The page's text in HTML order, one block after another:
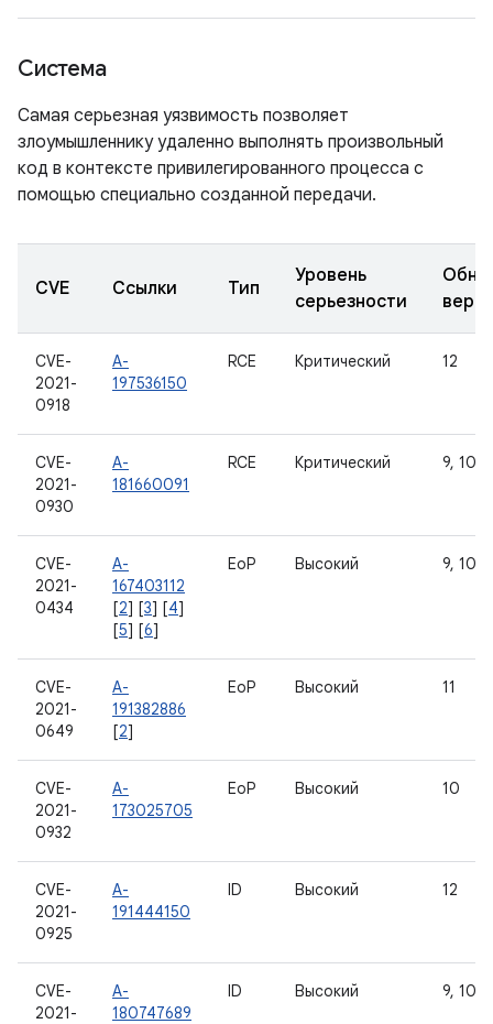
Система
Самая серьезная уязвимость позволяет
злоумышленнику удаленно выполнять произвольный
код в контексте привилегированного процесса с
помощью специально созданной передачи.
CVE Ссылки Тип
Уровень
серьезности
CVE-
2021-
0918
A-
197536150
RCE Критический 12
CVE-
2021-
0930
A-
181660091
RCE Критический 9, 10,
CVE-
2021-
0434
A-
167403112
[2] [3] [4]
[5] [6]
EoP Высокий 9, 10,
CVE-
2021-
0649
A-
191382886
[2]
EoP Высокий 11
CVE-
2021-
0932
A-
173025705
EoP Высокий 10
CVE-
2021-
0925
A-
191444150
ID Высокий 12
CVE-
2021-
A-
180747689
ID Высокий 9, 10,